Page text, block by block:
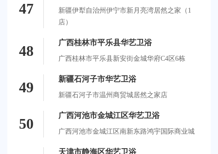
47
新疆伊犁自治州伊宁市新月亮湾居然之家（1
店）
48
广西桂林市平乐县华艺卫浴
广西桂林市平乐县新安街金城华府C4区6栋
49
新疆石河子市华艺卫浴
新疆石河子市温州商贸城居然之家店
50
广西河池市金城江区华艺卫浴
广西河池市金城江区南新东路鸿宇国际商业城
天津市静海区华艺卫浴